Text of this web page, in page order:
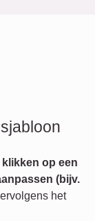
klikken op een
(bijv.
het